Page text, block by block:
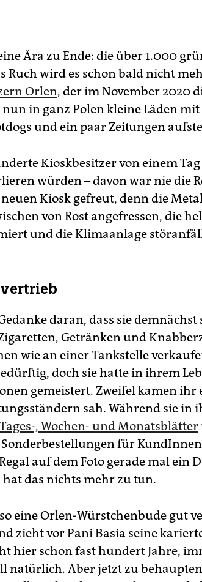
Ära zu Ende: die über 1.000
Ruch wird es schon bald nicht
Orlen, der im November 2020
in ganz Polen kleine Läden mit
und ein paar Zeitungen
Kioskbesitzer von einem
würden – davon war nie die
Kiosk gefreut, denn die
von Rost angefressen, die
und die Klimaanlage
daran, dass sie
Getränken und
wie an einer Tankstelle
doch sie hatte in ihrem
gemeistert. Zweifel kamen ihr
sah. Während sie in
, Wochen- und Monatsblätter
für
auf dem Foto gerade mal ein
hat das nichts mehr zu tun.
eine Orlen-Würstchenbude gut
zieht vor Pani Basia seine
hier schon fast hundert Jahre,
natürlich. Aber jetzt zu